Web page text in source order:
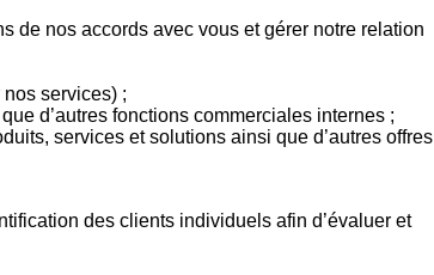
de nos accords avec vous et gérer notre relation
services) ;
d’autres fonctions commerciales internes ;
services et solutions ainsi que d’autres offres
des clients individuels afin d’évaluer et